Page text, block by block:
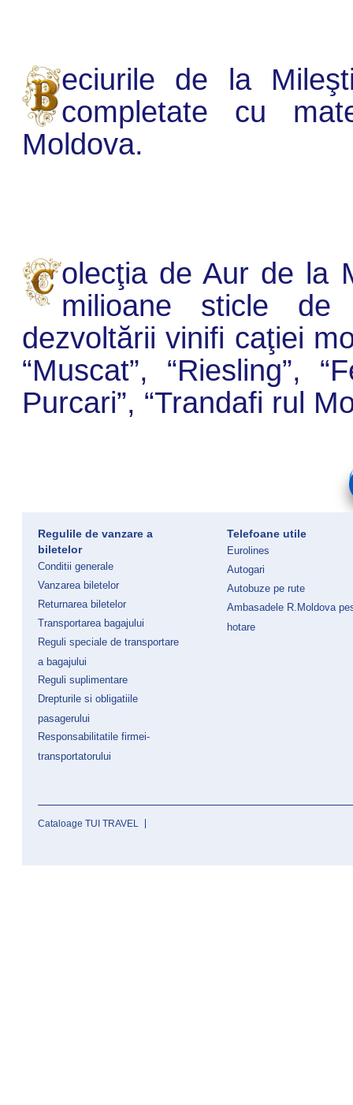
eciurile de la
completate cu
Moldova.
olecţia de Aur de la
milioane sticle de
dezvoltării vinifi caţiei
“Muscat”, “Riesling”,
Purcari”, “Trandafi rul
Regulile de vanzare a
biletelor
Conditii generale
Vanzarea biletelor
Returnarea biletelor
Transportarea bagajului
Reguli speciale de transportare
a bagajului
Reguli suplimentare
Drepturile si obligatiile
pasagerului
Responsabilitatile firmei-
transportatorului
Telefoane utile
Eurolines
Autogari
Autobuze pe rute
Ambasadele R.Moldova
hotare
Cataloage TUI TRAVEL